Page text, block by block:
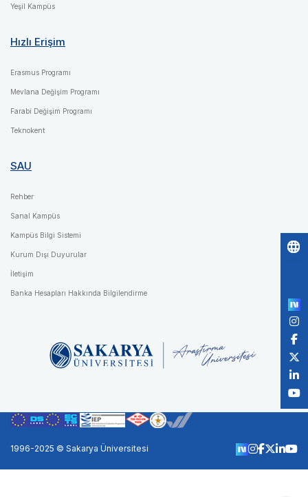
Yeşil Kampüs
Hızlı Erişim
Erasmus Programı
Mevlana Değişim Programı
Farabi Değişim Programı
Teknokent
SAU
Rehber
Sanal Kampüs
Kampüs Bilgi Sistemi
Kurum Dışı Duyurular
İletişim
Banka Hesapları Hakkında Bilgilendirme
1996-2025 © Sakarya Üniversitesi